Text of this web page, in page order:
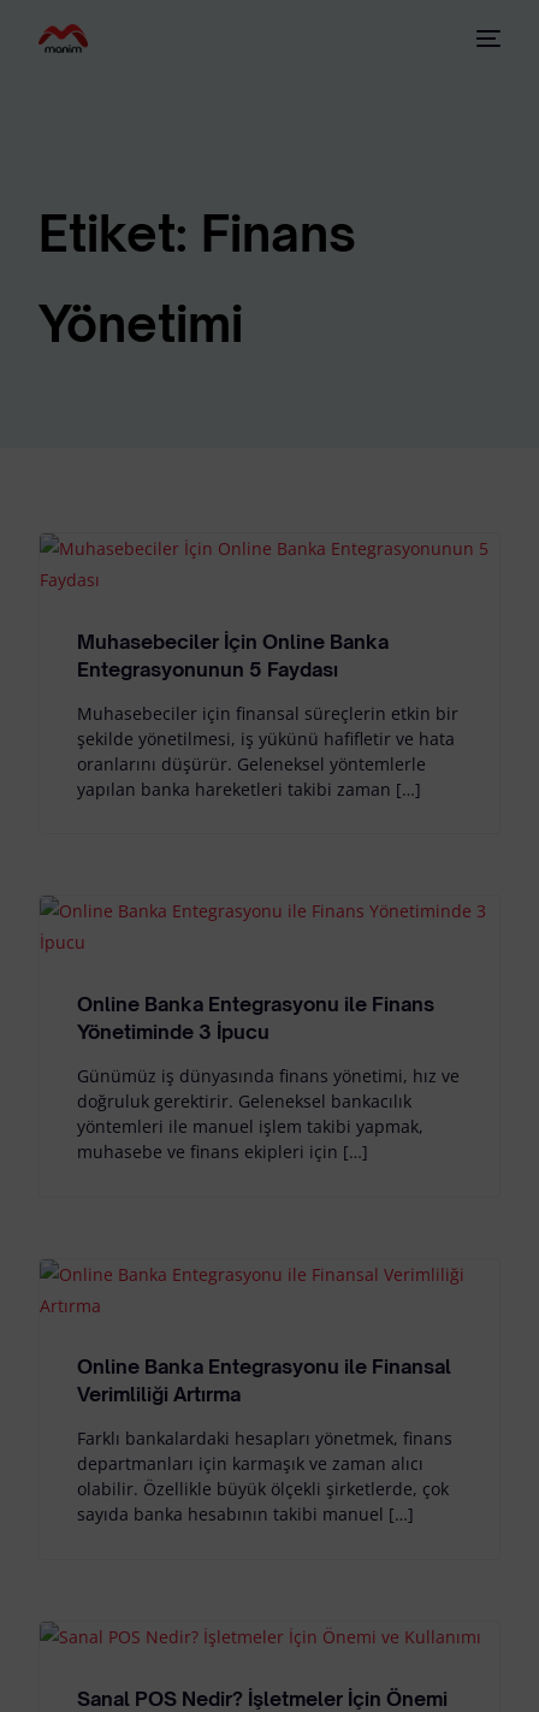
Etiket: Finans
Yönetimi
Muhasebeciler İçin Online Banka
Entegrasyonunun 5 Faydası
Muhasebeciler için finansal süreçlerin etkin bir
şekilde yönetilmesi, iş yükünü hafifletir ve hata
oranlarını düşürür. Geleneksel yöntemlerle
yapılan banka hareketleri takibi zaman […]
Online Banka Entegrasyonu ile Finans
Yönetiminde 3 İpucu
Günümüz iş dünyasında finans yönetimi, hız ve
doğruluk gerektirir. Geleneksel bankacılık
yöntemleri ile manuel işlem takibi yapmak,
muhasebe ve finans ekipleri için […]
Online Banka Entegrasyonu ile Finansal
Verimliliği Artırma
Farklı bankalardaki hesapları yönetmek, finans
departmanları için karmaşık ve zaman alıcı
olabilir. Özellikle büyük ölçekli şirketlerde, çok
sayıda banka hesabının takibi manuel […]
Sanal POS Nedir? İşletmeler İçin Önemi